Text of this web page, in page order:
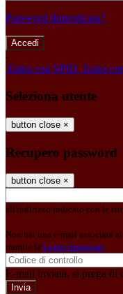
Password dimenticata?
-
Entra con SPID Entra
Seleziona utente
button close ×
Recupero password
button close ×
all'indirizzo indicato con le
Non hai una e-mail associata
tramite la Login Spaggiari
E-mail inviata, si prega di